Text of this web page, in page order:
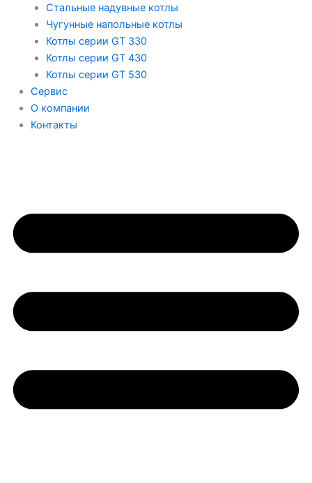
Стальные надувные котлы
Чугунные напольные котлы
Котлы серии GT 330
Котлы серии GT 430
Котлы серии GT 530
Сервис
О компании
Контакты